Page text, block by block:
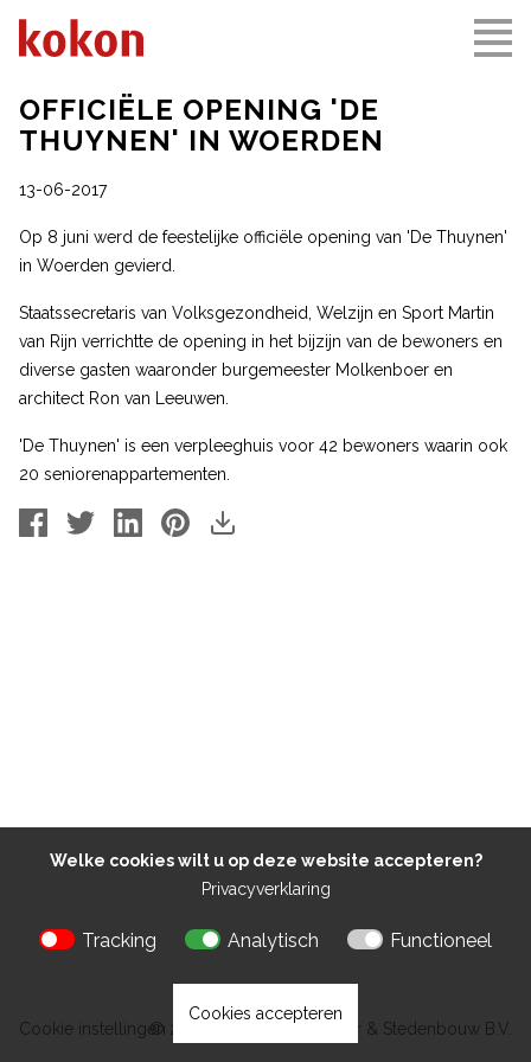
Welke cookies wilt u op deze website accepteren?
Privacyverklaring
Tracking Analytisch Functioneel
Cookies accepteren
OFFICIËLE OPENING 'DE
THUYNEN' IN WOERDEN
13-06-2017
Op 8 juni werd de feestelijke officiële opening van 'De Thuynen'
in Woerden gevierd.
Staatssecretaris van Volksgezondheid, Welzijn en Sport Martin
van Rijn verrichtte de opening in het bijzijn van de bewoners en
diverse gasten waaronder burgemeester Molkenboer en
architect Ron van Leeuwen.
'De Thuynen' is een verpleeghuis voor 42 bewoners waarin ook
20 seniorenappartementen.
Cookie instellingen© 2026 Kokon Architectuur & Stedenbouw B.V.